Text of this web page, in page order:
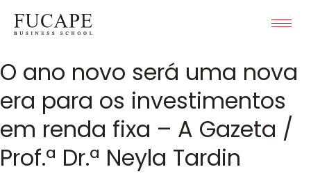
O ano novo será uma nova
era para os investimentos
em renda fixa – A Gazeta /
Prof.ª Dr.ª Neyla Tardin